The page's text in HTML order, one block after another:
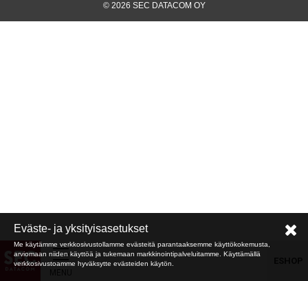
© 2026 SEC DATACOM OY
Eväste- ja yksityisasetukset
Me käytämme verkkosivustollamme evästeitä parantaaksemme käyttökokemusta,
arviomaan niiden käyttöä ja tukemaan markkinointipalveluitamme. Käyttämällä
verkkosivustoamme hyväksytte evästeiden käytön.